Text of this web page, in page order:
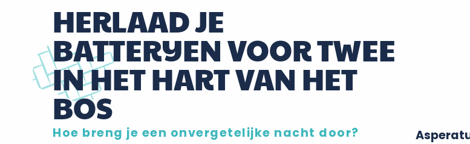
HERLAAD JE
BATTERIJEN VOOR TWEE
IN HET HART VAN HET
BOS
Hoe breng je een onvergetelijke nacht door?